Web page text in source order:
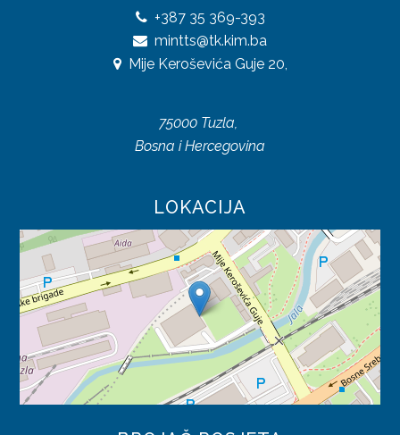
+387 35 369-393
mintts@tk.kim.ba
Mije Keroševića Guje 20,
75000 Tuzla,
Bosna i Hercegovina
LOKACIJA
JAVNE NABAVKE
PLAN JAVNIH NABAVKI
ODLUKE O IZBORU
ZAKONI